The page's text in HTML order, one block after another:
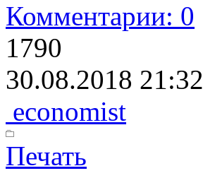
Комментарии: 0
1790
30.08.2018 21:32
economist
Печать